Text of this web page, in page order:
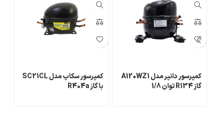
کمپرسور دانپر مدل A120WZ1
گاز R134 توان 1/8
کمپرسور سکاپ مدل SC21CL
با گاز R404a